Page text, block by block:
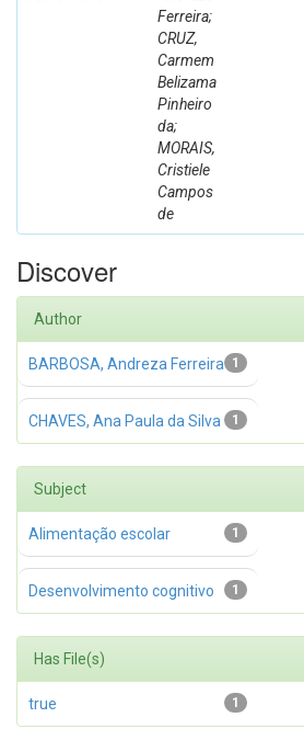
Ferreira;
CRUZ,
Carmem
Belizama
Pinheiro
da;
MORAIS,
Cristiele
Campos
de
Discover
Author
1
BARBOSA, Andreza Ferreira
1
CHAVES, Ana Paula da Silva
Subject
1
Alimentação escolar
1
Desenvolvimento cognitivo
Has File(s)
1
true